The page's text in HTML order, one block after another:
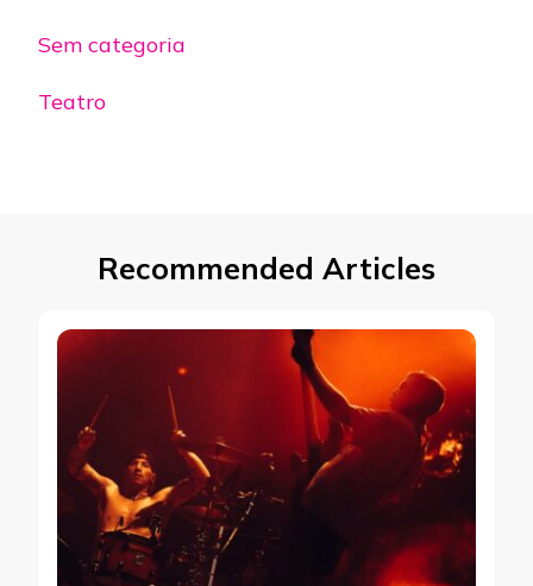
Sem categoria
Teatro
Recommended Articles